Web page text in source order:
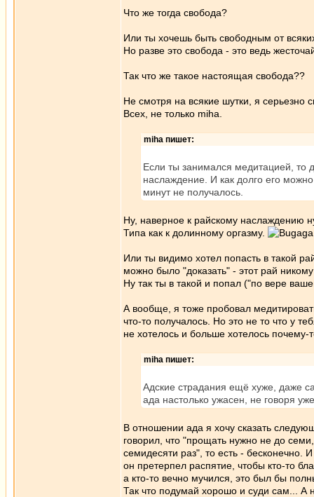
Что же тогда свобода?
Или ты хочешь быть свободным от
Но разве это свобода - это ведь
Так что же такое настоящая свобода??
Не смотря на всякие шутки, я серьезно
Всех, не только miha.
miha пишет:
Если ты занимался медитацией, то
наслаждение. И как долго его
минут не получалось.
Ну, наверное к райскому наслаждению
Типа как к долинному оргазму.
Или ты видимо хотел попасть в такой
можно было "доказать" - этот рай
Ну так ты в такой и попал ("по вере
А вообще, я тоже пробовал
что-то получалось. Но это не то что у
не хотелось и больше хотелось почему-
miha пишет:
Адские страдания ещё хуже, даже
ада настолько ужасен, не говоря
В отношении ада я хочу сказать
говорил, что "прощать нужно не до
семидесяти раз", то есть - бесконечно.
он претерпел распятие, чтобы кто-то
а кто-то вечно мучился, это был бы
Так что подумай хорошо и суди сам... А